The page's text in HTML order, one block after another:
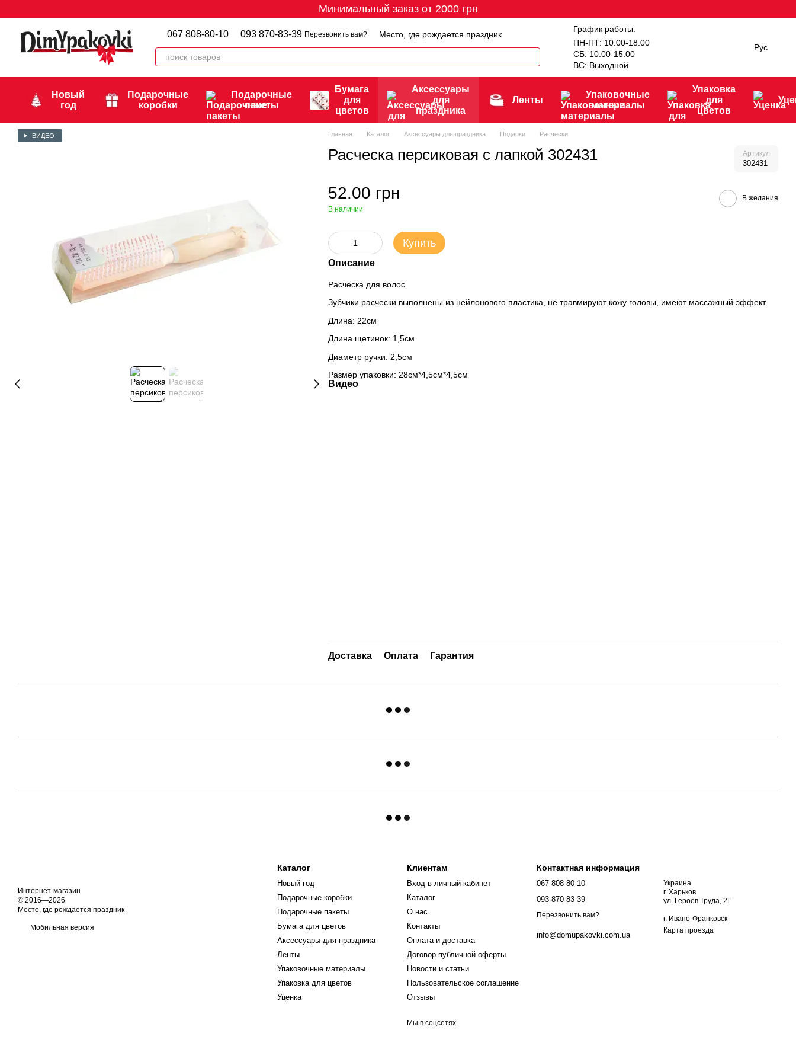
Минимальный заказ от 2000 грн
067 808-80-10 093 870-83-39 Перезвонить вам? Место, где рождается праздник
График работы:
ПН-ПТ: 10.00-18.00
СБ: 10.00-15.00
ВС: Выходной
Рус
Новый
год
Подарочные
коробки
Подарочные
пакеты
Бумага
для
цветов
Аксессуары
для
праздника
Ленты
Упаковочные
материалы
Упаковка
для
цветов
ВИДЕО Главная Каталог Аксессуары для праздника Подарки Расчески
Расческа персиковая с лапкой 302431 Артикул
302431
52.00 грн
В наличии
В желания
Купить
Описание
Расческа для волос
Зубчики расчески выполнены из нейлонового пластика, не травмируют кожу головы, имеют массажный эффект.
Длина: 22см
Длина щетинок: 1,5см
Диаметр ручки: 2,5см
Размер упаковки: 28см*4,5см*4,5см
Видео
Доставка Оплата Гарантия
Интернет-магазин
© 2016—2026
Место, где рождается праздник
Мобильная версия
Каталог
Новый год
Подарочные коробки
Подарочные пакеты
Бумага для цветов
Аксессуары для праздника
Ленты
Упаковочные материалы
Упаковка для цветов
Уценка
Клиентам
Вход в личный кабинет
Каталог
О нас
Контакты
Оплата и доставка
Договор публичной оферты
Новости и статьи
Пользовательское соглашение
Отзывы
Мы в соцсетях
Контактная информация
067 808-80-10
093 870-83-39
Перезвонить вам?
info@domupakovki.com.ua
Украина
г. Харьков
ул. Героев Труда, 2Г
г. Ивано-Франковск
Карта проезда